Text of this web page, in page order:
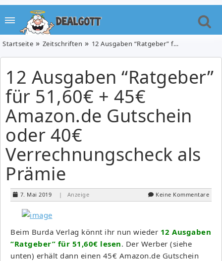
Startseite Zeitschriften 12 Ausgaben “Ratgeber” für 51,60€ + 45€ Amazon.de Gutschein oder 40€ Verrechnungscheck als Prämie
12 Ausgaben “Ratgeber”
für 51,60€ + 45€
Amazon.de Gutschein
oder 40€
Verrechnungscheck als
Prämie
7. Mai 2019 | Anzeige Keine Kommentare
Beim Burda Verlag könnt ihr nun wieder 12 Ausgaben
“Ratgeber” für 51,60€ lesen. Der Werber (siehe
unten) erhält dann einen 45€ Amazon.de Gutschein